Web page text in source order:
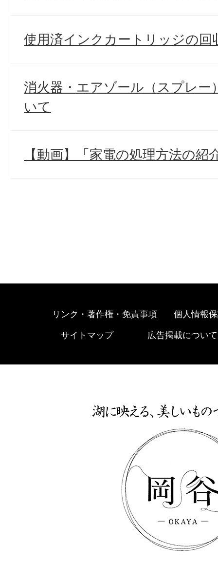
使用済インクカートリッジの
消火器・エアゾール（スプレー
いて
【動画】「家電の処理方法の紹
リンク・著作権・免責事項 個人情報
サイトマップ 広告掲載について